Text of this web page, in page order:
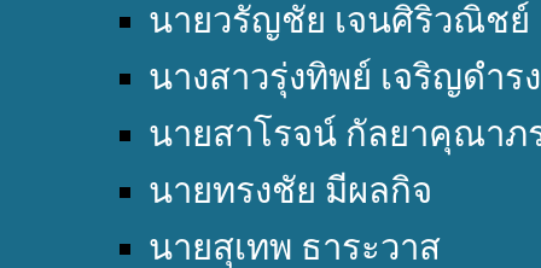
นายวรัญชัย เจนศิริวณิชย์
นางสาวรุ่งทิพย์ เจริญดำร
นายสาโรจน์ กัลยาคุณา
นายทรงชัย มีผลกิจ
นายสุเทพ ธาระวาส